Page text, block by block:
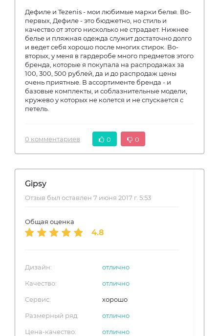
Дефиле и Tezenis - мои любимые марки белья. Во-
первых, Дефиле - это бюджетно, но стиль и
качество от этого нисколько не страдает. Нижнее
белье и пляжная одежда служит достаточно долго
и ведет себя хорошо после многих стирок. Во-
вторых, у меня в гардеробе много предметов этого
бренда, которые я покупала на распродажах за
100, 300, 500 рублей, да и до распродаж цены
очень приятные. В ассортименте бренда - и
базовые комплекты, и соблазнительные модели,
кружево у которых не колется и не спускается с
петель.
0 комментариев 0 0
Gipsy
Отзыв был оставлен 7 июня 2017 г. 5:53
Общая оценка
4.8
Дизайн: отлично
Качество: отлично
Сервис: хорошо
Размерный ряд: отлично
Цена-качество: отлично